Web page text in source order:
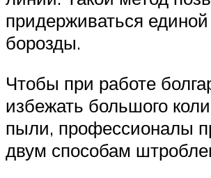
придерживаться
борозды.
Чтобы при работе
избежать большого
пыли, профессионалы
двум способам